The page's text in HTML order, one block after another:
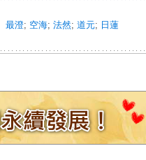
最澄; 空海; 法然; 道元; 日蓮